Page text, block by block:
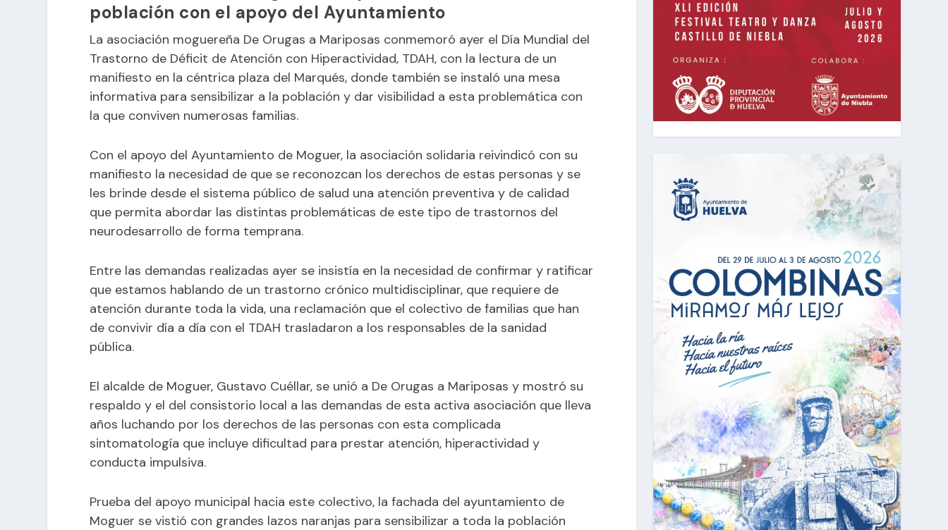
población con el apoyo del Ayuntamiento
La asociación moguereña De Orugas a Mariposas conmemoró ayer el Día Mundial del
Trastorno de Déficit de Atención con Hiperactividad, TDAH, con la lectura de un
manifiesto en la céntrica plaza del Marqués, donde también se instaló una mesa
informativa para sensibilizar a la población y dar visibilidad a esta problemática con
la que conviven numerosas familias.
Con el apoyo del Ayuntamiento de Moguer, la asociación solidaria reivindicó con su
manifiesto la necesidad de que se reconozcan los derechos de estas personas y se
les brinde desde el sistema público de salud una atención preventiva y de calidad
que permita abordar las distintas problemáticas de este tipo de trastornos del
neurodesarrollo de forma temprana.
Entre las demandas realizadas ayer se insistía en la necesidad de confirmar y ratificar
que estamos hablando de un trastorno crónico multidisciplinar, que requiere de
atención durante toda la vida, una reclamación que el colectivo de familias que han
de convivir día a día con el TDAH trasladaron a los responsables de la sanidad
pública.
El alcalde de Moguer, Gustavo Cuéllar, se unió a De Orugas a Mariposas y mostró su
respaldo y el del consistorio local a las demandas de esta activa asociación que lleva
años luchando por los derechos de las personas con esta complicada
sintomatología que incluye dificultad para prestar atención, hiperactividad y
conducta impulsiva.
Prueba del apoyo municipal hacia este colectivo, la fachada del ayuntamiento de
Moguer se vistió con grandes lazos naranjas para sensibilizar a toda la población